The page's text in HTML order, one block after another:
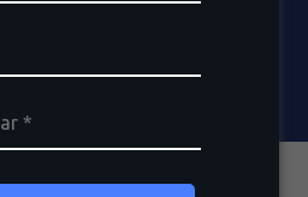
E NOTÍCIAS